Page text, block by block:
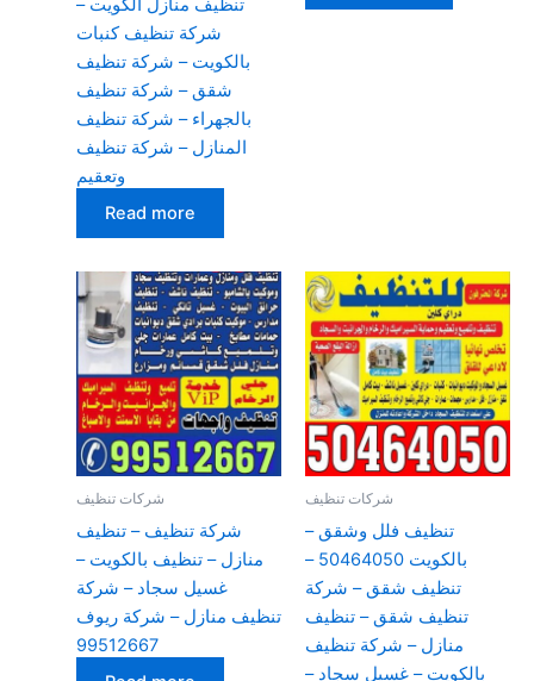
تنظيف منازل الكويت –
شركة تنظيف كنبات
بالكويت – شركة تنظيف
شقق – شركة تنظيف
بالجهراء – شركة تنظيف
المنازل – شركة تنظيف
وتعقيم
Read more
شركات تنظيف
شركة تنظيف – تنظيف
منازل – تنظيف بالكويت –
غسيل سجاد – شركة
تنظيف منازل – شركة ريوف
99512667
شركات تنظيف
تنظيف فلل وشقق –
بالكويت 50464050 –
تنظيف شقق – شركة
تنظيف شقق – تنظيف
منازل – شركة تنظيف
بالكويت – غسيل سجاد –